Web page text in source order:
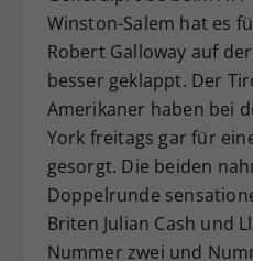
Winston-Salem hat es
Robert Galloway auf
besser geklappt. Der
Amerikaner haben bei
York freitags gar für
gesorgt. Die beiden
Doppelrunde
Briten Julian Cash und
Nummer zwei und
Zweck
Dieser Wert
zufällig
historische
Webseiten-
hat.